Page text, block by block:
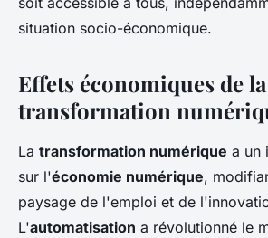
situation socio-économique.
Effets économiques de la
transformation
La transformation numérique a un
sur l'économie numérique,
paysage de l'emploi et de
L'automatisation a révolutionné le